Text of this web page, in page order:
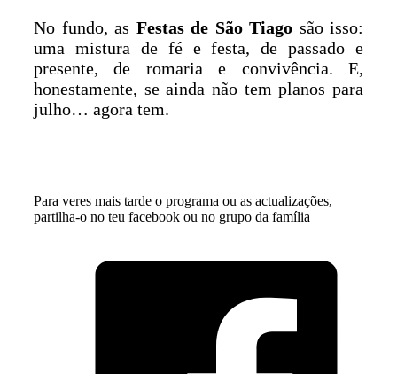
No fundo, as Festas de São Tiago são isso:
uma mistura de fé e festa, de passado e
presente, de romaria e convivência. E,
honestamente, se ainda não tem planos para
julho… agora tem.
Para veres mais tarde o programa ou as actualizações,
partilha-o no teu facebook ou no grupo da família